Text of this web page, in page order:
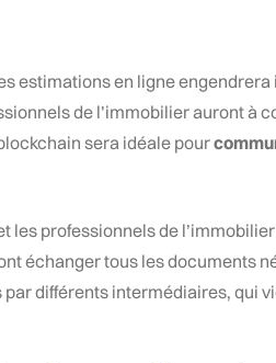
estimations en ligne
de l’immobilier auront à
sera idéale pour
les professionnels de
échanger tous les documents
différents intermédiaires, qui